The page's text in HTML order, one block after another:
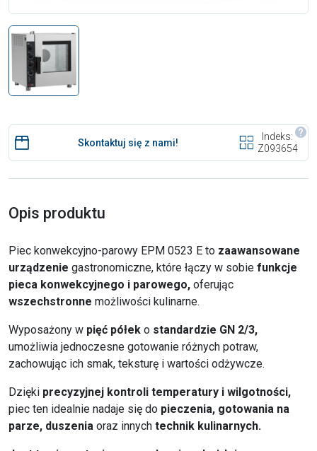
Skontaktuj się z nami!
Indeks:
Z093654
Opis produktu
Piec konwekcyjno-parowy EPM 0523 E to zaawansowane
urządzenie gastronomiczne, które łączy w sobie funkcje
pieca konwekcyjnego i parowego, oferując
wszechstronne możliwości kulinarne.
Wyposażony w pięć półek o standardzie GN 2/3,
umożliwia jednoczesne gotowanie różnych potraw,
zachowując ich smak, teksturę i wartości odżywcze.
Dzięki precyzyjnej kontroli temperatury i wilgotności,
piec ten idealnie nadaje się do pieczenia, gotowania na
parze, duszenia oraz innych technik kulinarnych.